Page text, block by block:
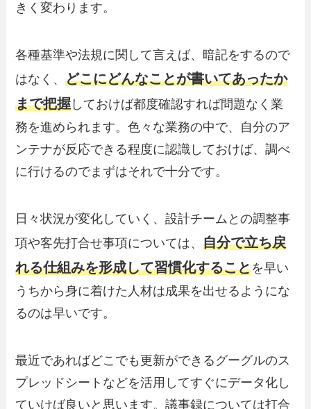
きく変わります。
各種基準や法規に関して言えば、暗記をするので
はなく、どこにどんなことが書いてあったか
まで把握 しておけば都度確認すれば問題なく業
務を進められます。色々な業務の中で、自分のア
ンテナが反応できる程度に認識しておけば、調べ
に行けるのでまずはそれで十分です。
日々状況が変化していく、設計チームとの調整事
項や客先打合せ事項については、自分で立ち戻
れる仕組みを形成して習慣化することを早い
うちから身に着けた人材は成果を出せるようにな
るのは早いです。
最近であればどこでも更新ができるグーグルのス
プレッドシートなどを活用してすぐにデータ化し
ていけば良いと思います。議事録については打合